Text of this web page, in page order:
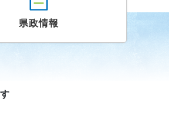
県政情報